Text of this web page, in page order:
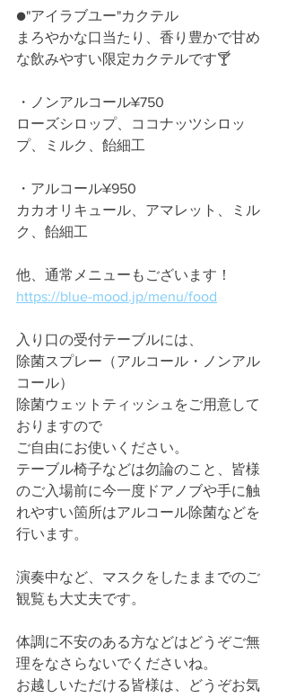
●"アイラブユー"カクテル
まろやかな口当たり、香り豊かで甘め
な飲みやすい限定カクテルです🍸
・ノンアルコール¥750
ローズシロップ、ココナッツシロッ
プ、ミルク、飴細工
・アルコール¥950
カカオリキュール、アマレット、ミル
ク、飴細工
他、通常メニューもございます！
https://blue-mood.jp/menu/food
入り口の受付テーブルには、
除菌スプレー（アルコール・ノンアル
コール）
除菌ウェットティッシュをご用意して
おりますので
ご自由にお使いください。
テーブル椅子などは勿論のこと、皆様
のご入場前に今一度ドアノブや手に触
れやすい箇所はアルコール除菌などを
行います。
演奏中など、マスクをしたままでのご
観覧も大丈夫です。
体調に不安のある方などはどうぞご無
理をなさらないでくださいね。
お越しいただける皆様は、どうぞお気